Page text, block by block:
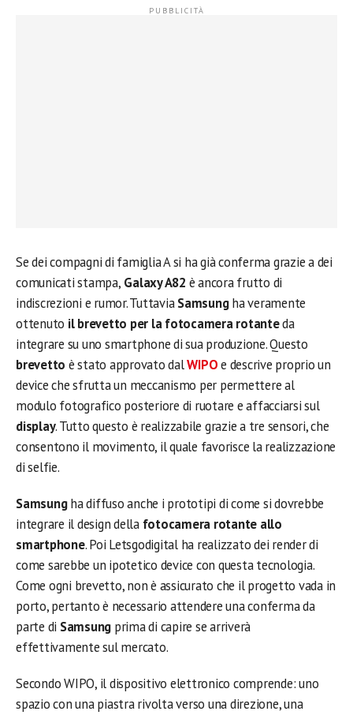
Se dei compagni di famiglia A si ha già conferma grazie a dei
comunicati stampa, Galaxy A82 è ancora frutto di
indiscrezioni e rumor. TuttaviaSamsungha veramente
ottenuto il brevetto per la fotocamera rotanteda
integrare su uno smartphone di sua produzione. Questo
brevetto è stato approvato dalWIPOe descrive proprio un
device che sfrutta un meccanismo per permettere al
modulo fotografico posteriore di ruotare e affacciarsi sul
display. Tutto questo è realizzabile grazie a tre sensori, che
consentono il movimento, il quale favorisce la realizzazione
di selfie.
Samsungha diffuso anche i prototipi di come si dovrebbe
integrare il design della fotocamera rotante allo
smartphone. Poi Letsgodigital ha realizzato dei render di
come sarebbe un ipotetico device con questa tecnologia.
Come ogni brevetto, non è assicurato che il progetto vada in
porto, pertanto è necessario attendere una conferma da
parte di Samsung prima di capire se arriverà
effettivamente sul mercato.
Secondo WIPO, il dispositivo elettronico comprende: uno
spazio con una piastra rivolta verso una direzione, una